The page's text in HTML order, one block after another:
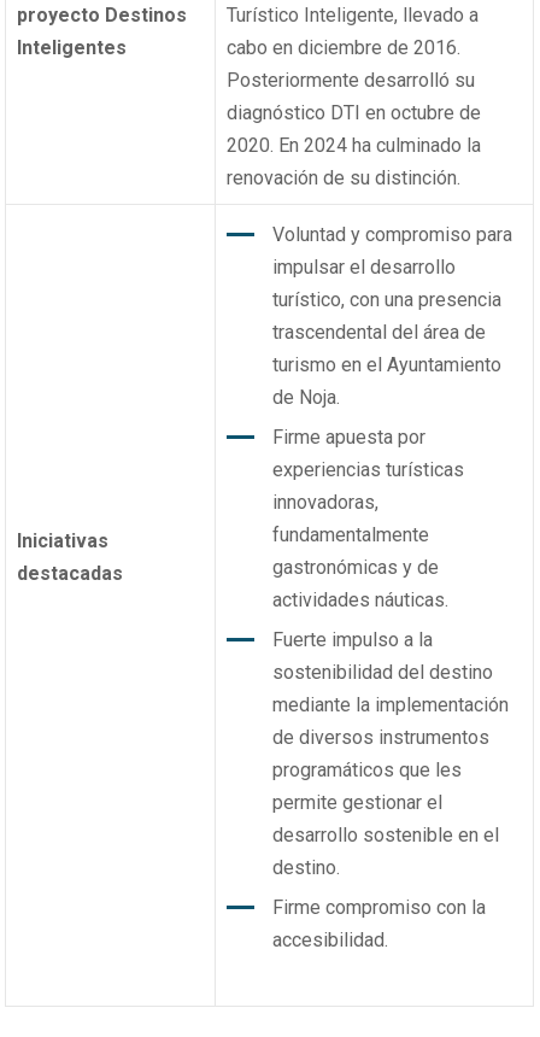
proyecto Destinos
Inteligentes
Turístico Inteligente, llevado a
cabo en diciembre de 2016.
Posteriormente desarrolló su
diagnóstico DTI en octubre de
2020. En 2024 ha culminado la
renovación de su distinción.
Iniciativas
destacadas
Voluntad y compromiso para
impulsar el desarrollo
turístico, con una presencia
trascendental del área de
turismo en el Ayuntamiento
de Noja.
Firme apuesta por
experiencias turísticas
innovadoras,
fundamentalmente
gastronómicas y de
actividades náuticas.
Fuerte impulso a la
sostenibilidad del destino
mediante la implementación
de diversos instrumentos
programáticos que les
permite gestionar el
desarrollo sostenible en el
destino.
Firme compromiso con la
accesibilidad.